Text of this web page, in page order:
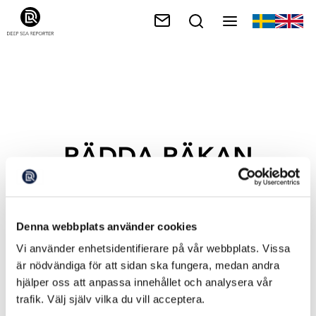
Denna webbplats använder cookies
Vi använder enhetsidentifierare på vår webbplats. Vissa
är nödvändiga för att sidan ska fungera, medan andra
hjälper oss att anpassa innehållet och analysera vår
trafik. Välj själv vilka du vill acceptera.
RÄDDA RÄKAN